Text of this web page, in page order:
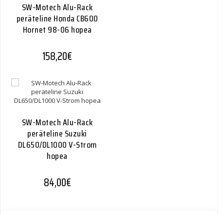
SW-Motech Alu-Rack
peräteline Honda CB600
Hornet 98-06 hopea
158,20€
SW-Motech Alu-Rack
peräteline Suzuki
DL650/DL1000 V-Strom
hopea
84,00€